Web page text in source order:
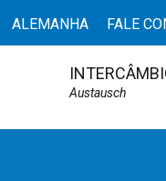
ALEMANHA FALE
Austausch